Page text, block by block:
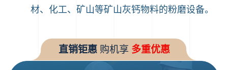
材、化工、矿山等矿山灰钙物料的粉磨设备。
直销钜惠购机享 多重优惠